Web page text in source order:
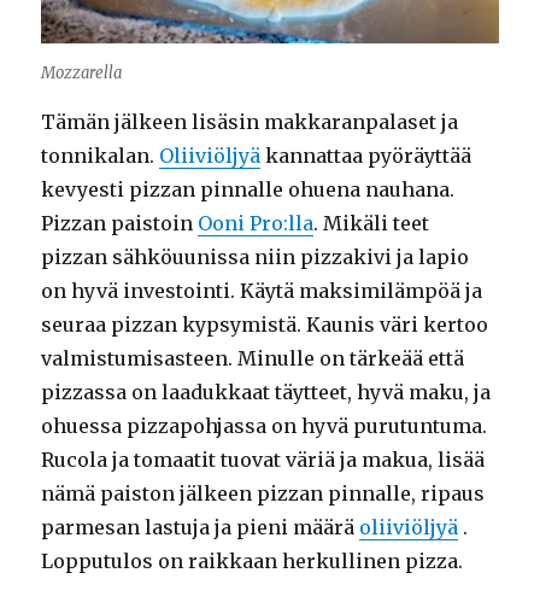
Mozzarella
Tämän jälkeen lisäsin makkaranpalaset ja
tonnikalan. Oliiviöljyä kannattaa pyöräyttää
kevyesti pizzan pinnalle ohuena nauhana.
Pizzan paistoin Ooni Pro:lla. Mikäli teet
pizzan sähköuunissa niin pizzakivi ja lapio
on hyvä investointi. Käytä maksimilämpöä ja
seuraa pizzan kypsymistä. Kaunis väri kertoo
valmistumisasteen. Minulle on tärkeää että
pizzassa on laadukkaat täytteet, hyvä maku, ja
ohuessa pizzapohjassa on hyvä purutuntuma.
Rucola ja tomaatit tuovat väriä ja makua, lisää
nämä paiston jälkeen pizzan pinnalle, ripaus
parmesan lastuja ja pieni määrä oliiviöljyä .
Lopputulos on raikkaan herkullinen pizza.